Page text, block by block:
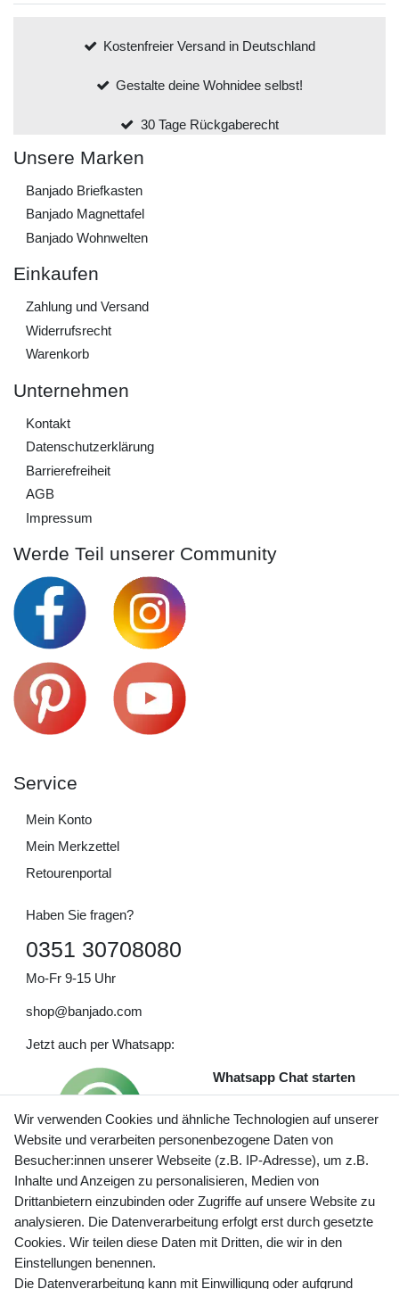
Kostenfreier Versand in Deutschland
Gestalte deine Wohnidee selbst!
30 Tage Rückgaberecht
Unsere Marken
Banjado Briefkasten
Banjado Magnettafel
Banjado Wohnwelten
Einkaufen
Zahlung und Versand
Widerrufs­recht
Warenkorb
Unternehmen
Kontakt
Daten­schutz­erklärung
Barrierefreiheit
AGB
Impressum
Werde Teil unserer Community
Service
Mein Konto
Mein Merkzettel
Retourenportal
Haben Sie fragen?
0351 30708080
Mo-Fr 9-15 Uhr
shop@banjado.com
Jetzt auch per Whatsapp:
Whatsapp Chat starten
Preisangaben inkl. gesetzl. MwSt. und zzgl. Service- und
Versandkosten
Wir verwenden Cookies und ähnliche Technologien auf unserer
Website und verarbeiten personenbezogene Daten von
Besucher:innen unserer Webseite (z.B. IP-Adresse), um z.B.
Inhalte und Anzeigen zu personalisieren, Medien von
Drittanbietern einzubinden oder Zugriffe auf unsere Website zu
analysieren. Die Datenverarbeitung erfolgt erst durch gesetzte
Cookies. Wir teilen diese Daten mit Dritten, die wir in den
Einstellungen benennen.
Die Datenverarbeitung kann mit Einwilligung oder aufgrund